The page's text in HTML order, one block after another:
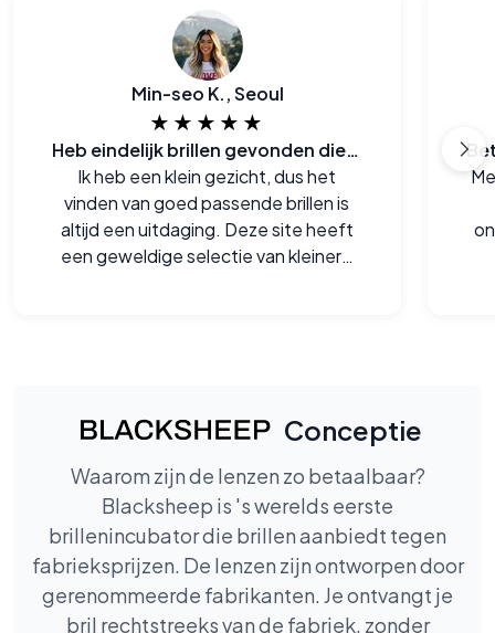
Min-seo K., Seoul
★★★★★
Heb eindelijk brillen gevonden die zowel bij me passen als ook goed zijn voor de portemonee
Ik heb een klein gezicht, dus het
vinden van goed passende brillen is
altijd een uitdaging. Deze site heeft
een geweldige selectie van kleinere
Conceptie
Waarom zijn de lenzen zo betaalbaar?
Blacksheep is 's werelds eerste
brillenincubator die brillen aanbiedt tegen
fabrieksprijzen. De lenzen zijn ontworpen door
gerenommeerde fabrikanten. Je ontvangt je
bril rechtstreeks van de fabriek, zonder